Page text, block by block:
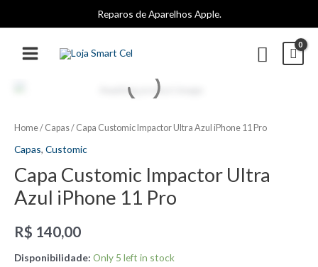
para
conteúdo
Reparos de Aparelhos Apple.
MAIN
Home/ Capas/ Capa Customic Impactor Ultra Azul iPhone 11 Pro
Capas, Customic
Capa Customic Impactor Ultra
Azul iPhone 11 Pro
R$ 140,00
Disponibilidade: Only 5 left in stock